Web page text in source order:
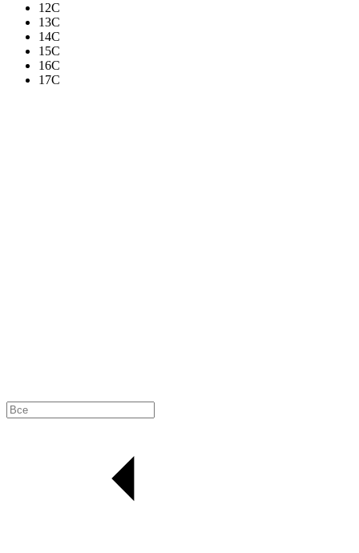
12C
13C
14C
15C
16C
17C